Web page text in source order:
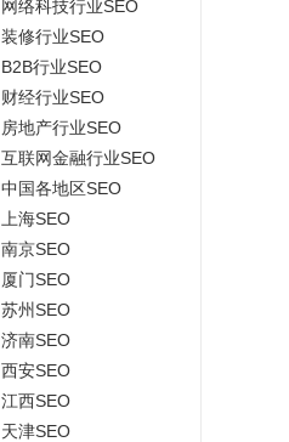
网络科技行业SEO
装修行业SEO
B2B行业SEO
财经行业SEO
房地产行业SEO
互联网金融行业SEO
中国各地区SEO
上海SEO
南京SEO
厦门SEO
苏州SEO
济南SEO
西安SEO
江西SEO
天津SEO